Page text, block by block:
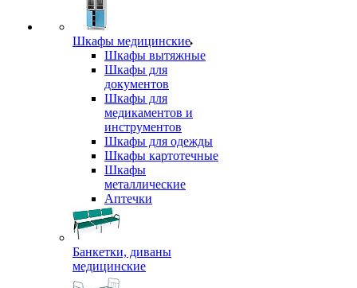
Шкафы медицинские
Шкафы вытяжные
Шкафы для
документов
Шкафы для
медикаментов и
инструментов
Шкафы для одежды
Шкафы картотечные
Шкафы
металлические
Аптечки
Банкетки, диваны
медицинские